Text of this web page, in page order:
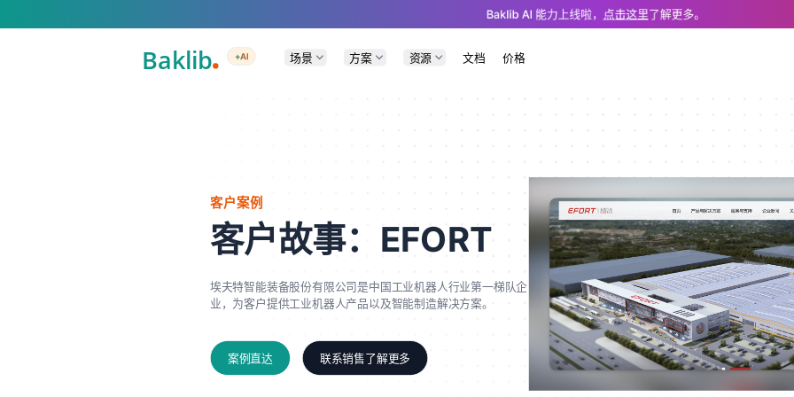
A Markdown version of this page is available at https://www.baklib.com/case/118c.md — optimized for AI and LLM tools.
Baklib AI 能力上线啦， 点击这里了解更多。
+AI 场景 方案 资源 文档 价格
客户案例
客户故事：EFORT
埃夫特智能装备股份有限公司是中国工业机器人行业第一梯队企
业，为客户提供工业机器人产品以及智能制造解决方案。
案例直达 联系销售了解更多